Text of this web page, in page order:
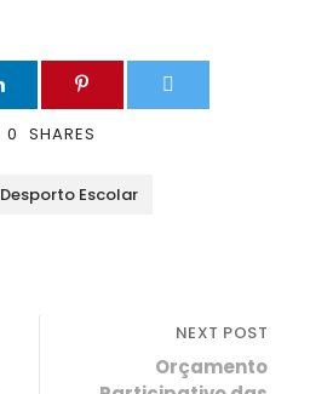
0 SHARES
Desporto Escolar
NEXT POST
Orçamento